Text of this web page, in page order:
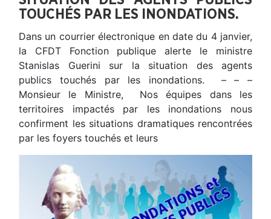
TOUCHÉS PAR LES INONDATIONS.
Dans un courrier électronique en date du 4 janvier,
la CFDT Fonction publique alerte le ministre
Stanislas Guerini sur la situation des agents
publics touchés par les inondations. – – –
Monsieur le Ministre, Nos équipes dans les
territoires impactés par les inondations nous
confirment les situations dramatiques rencontrées
par les foyers touchés et leurs